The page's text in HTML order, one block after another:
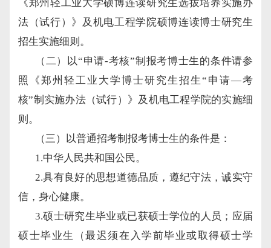
《郑州轻工业大学硕博连读研究生选拔培养实施办
法（试行）》 及 机电工程学院硕博连读博士研究生
招生实施细则。
（二）以“申请-考核”制报考博士生的条件请参
照
《郑州轻工业大学博士研究生招生 “申请—考
核”制实施办法（试行）》 及 机电工程学院的实施细
则。
（三）以普通招考制报考博士生的条件是：
1.中华人民共和国公民。
2.具有良好的思想道德品质，遵纪守法，诚实守
信，身心健康。
3.硕士研究生毕业或已获硕士学位的人员；应届
硕士毕业生（最迟须在入学前毕业或取得硕士学